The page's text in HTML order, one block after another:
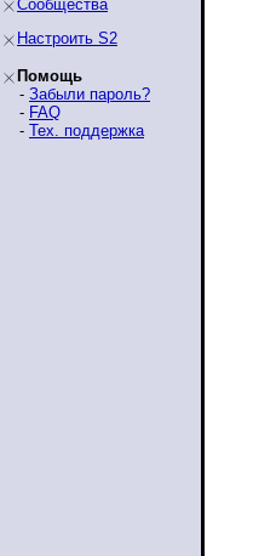
Сообщества
Настроить S2
Помощь
- Забыли пароль?
- FAQ
- Тех. поддержка